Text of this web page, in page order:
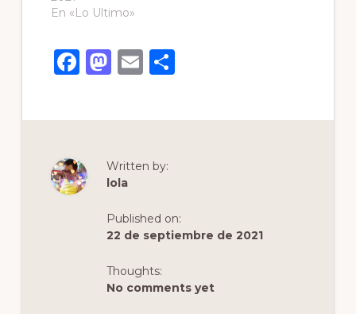
En «Lo Ultimo»
F
c
b
o
M
st
d
o
n
E
ai
C
m
r
Written by:
lola
Published on:
22 de septiembre de 2021
Thoughts:
No comments yet